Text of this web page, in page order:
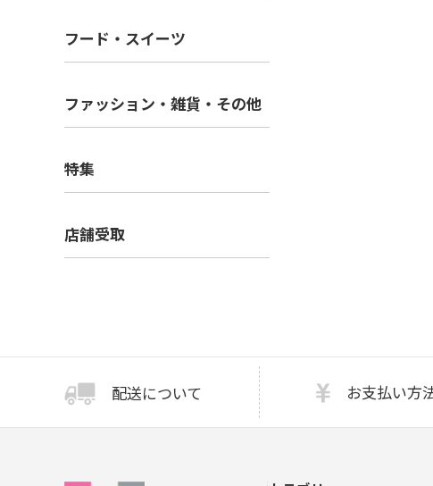
フード・スイーツ
ファッション・雑貨・その他
特集
店舗受取
配送について お支払い方